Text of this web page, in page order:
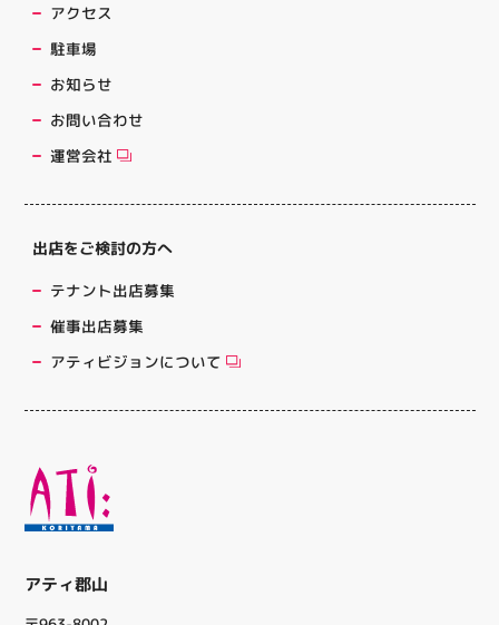
アティ郡山
アクセス
駐車場
お知らせ
お問い合わせ
運営会社
出店をご検討の方へ
テナント出店募集
催事出店募集
アティビジョンについて